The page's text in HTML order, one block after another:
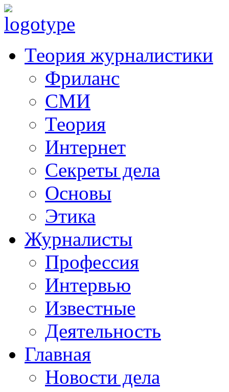
Теория журналистики
Фриланс
СМИ
Теория
Интернет
Секреты дела
Основы
Этика
Журналисты
Профессия
Интервью
Известные
Деятельность
Главная
Новости дела